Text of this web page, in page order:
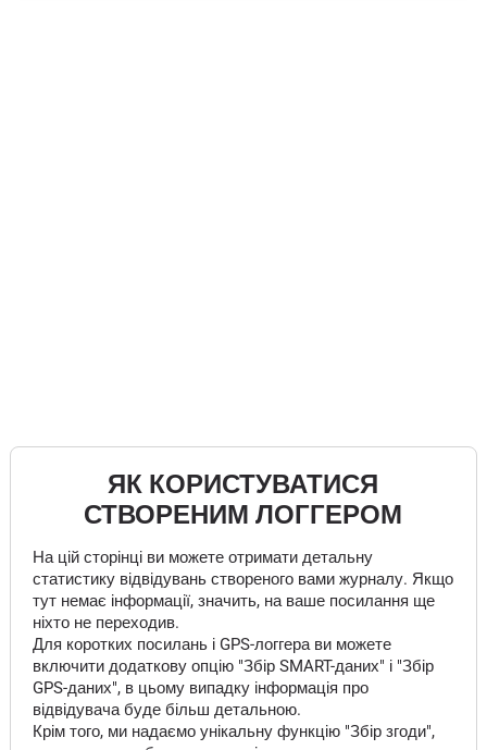
ЯК КОРИСТУВАТИСЯ
СТВОРЕНИМ ЛОГГЕРОМ
На цій сторінці ви можете отримати детальну
статистику відвідувань створеного вами журналу. Якщо
тут немає інформації, значить, на ваше посилання ще
ніхто не переходив.
Для коротких посилань і GPS-логгера ви можете
включити додаткову опцію "Збір SMART-даних" і "Збір
GPS-даних", в цьому випадку інформація про
відвідувача буде більш детальною.
Крім того, ми надаємо унікальну функцію "Збір згоди",